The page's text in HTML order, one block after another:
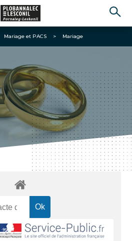
Mariage et PACS > Mariage